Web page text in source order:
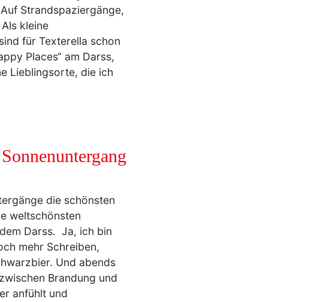
Strandspaziergänge,
kleine
für Texterella schon
Places“ am Darss,
Lieblingsorte, die ich
die schönsten
weltschönsten
Darss. Ja, ich bin
mehr Schreiben,
Und abends
Brandung und
anfühlt und